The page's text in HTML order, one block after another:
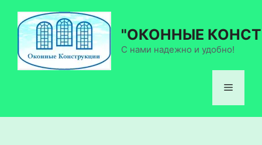
содержимому
"ОКОННЫЕ
С нами надежно и удобно!
Меню